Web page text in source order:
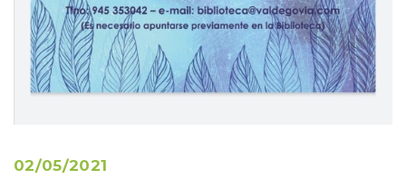
02/05/2021